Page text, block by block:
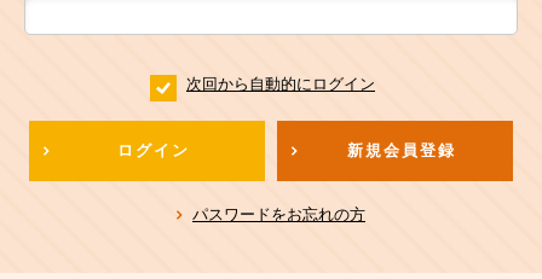
次回から自動的にログイン
ログイン 新規会員登録
パスワードをお忘れの方